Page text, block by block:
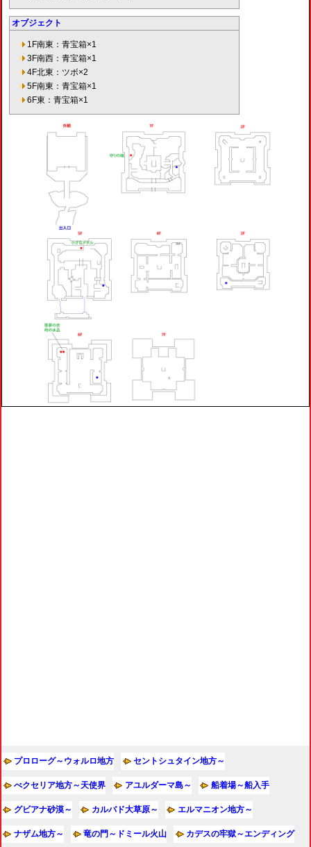
オブジェクト
1F南東：青宝箱×1
3F南西：青宝箱×1
4F北東：ツボ×2
5F南東：青宝箱×1
6F東：青宝箱×1
プロローグ～ウォルロ地方 セントシュタイン地方～
べクセリア地方～天使界 アユルダーマ島～ 船着場～船入手
グビアナ砂漠～ カルバド大草原～ エルマニオン地方～
ナザム地方～ 竜の門～ドミール火山 カデスの牢獄～エンディング